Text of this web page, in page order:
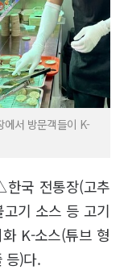
에서 방문객들이 K-
국 전통장(고추
기 소스 등 고기
K-소스(튜브 형
등)다.